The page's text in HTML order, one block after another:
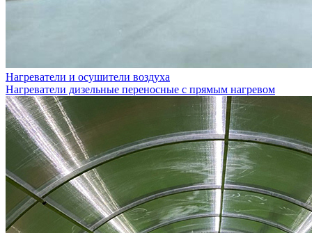
Нагреватели и осушители воздуха
Нагреватели дизельные переносные с прямым нагревом